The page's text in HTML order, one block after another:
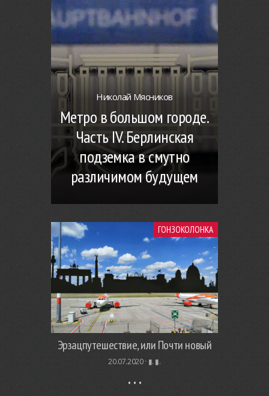
Николай Мясников
Метро в большом городе.
Часть IV. Берлинская
подземка в смутно
различимом будущем
ГОНЗОКОЛОНКА
Эрзацпутешествие, или Почти новый
20.07.2020 · ▮. ▮.